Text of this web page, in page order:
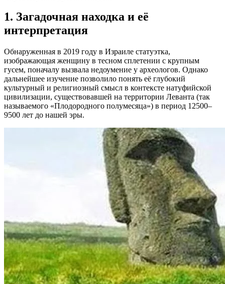
1. Загадочная находка и её
интерпретация
Обнаруженная в 2019 году в Израиле статуэтка,
изображающая женщину в тесном сплетении с крупным
гусем, поначалу вызвала недоумение у археологов. Однако
дальнейшее изучение позволило понять её глубокий
культурный и религиозный смысл в контексте натуфийской
цивилизации, существовавшей на территории Леванта (так
называемого «Плодородного полумесяца») в период 12500–
9500 лет до нашей эры.